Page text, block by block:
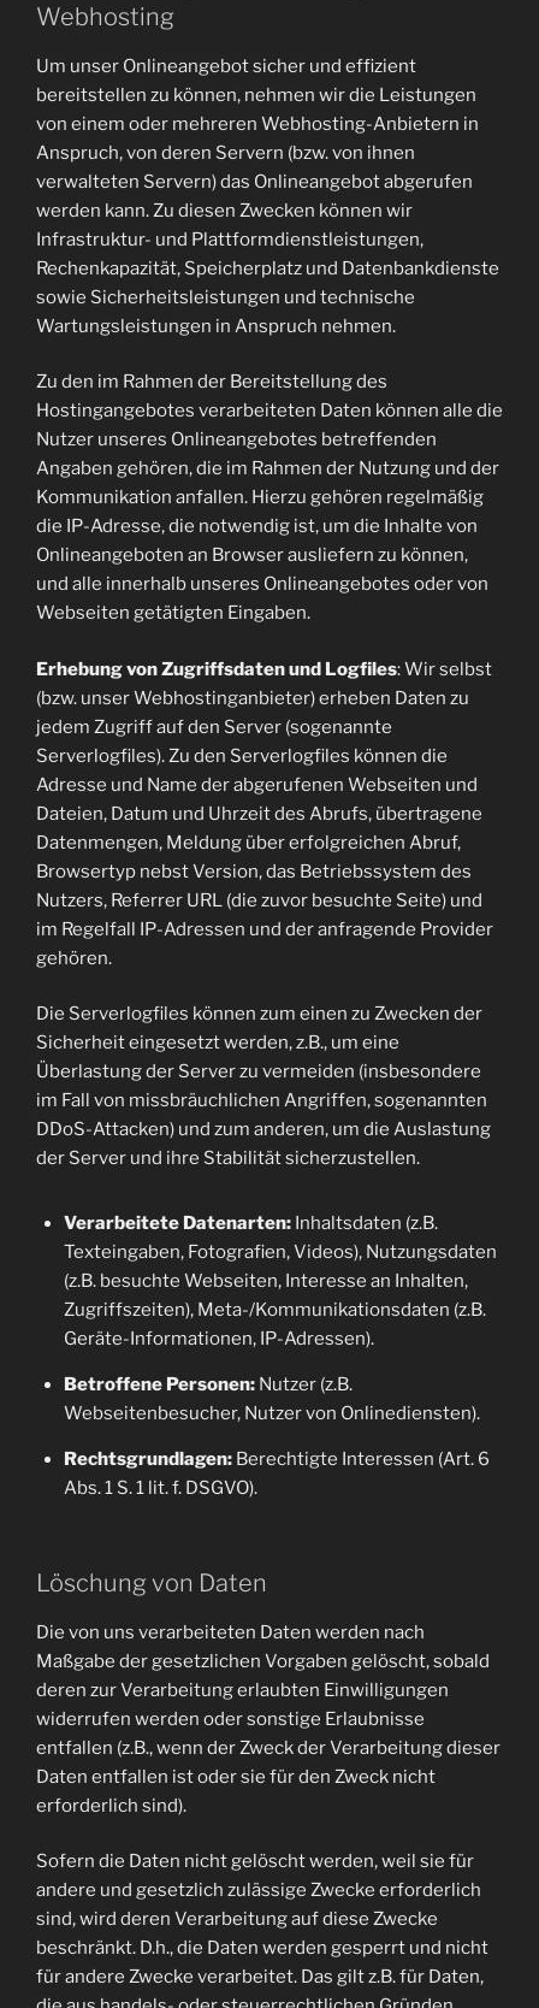
Webhosting
Um unser Onlineangebot sicher und effizient
bereitstellen zu können, nehmen wir die Leistungen
von einem oder mehreren Webhosting-Anbietern in
Anspruch, von deren Servern (bzw. von ihnen
verwalteten Servern) das Onlineangebot abgerufen
werden kann. Zu diesen Zwecken können wir
Infrastruktur- und Plattformdienstleistungen,
Rechenkapazität, Speicherplatz und Datenbankdienste
sowie Sicherheitsleistungen und technische
Wartungsleistungen in Anspruch nehmen.
Zu den im Rahmen der Bereitstellung des
Hostingangebotes verarbeiteten Daten können alle die
Nutzer unseres Onlineangebotes betreffenden
Angaben gehören, die im Rahmen der Nutzung und der
Kommunikation anfallen. Hierzu gehören regelmäßig
die IP-Adresse, die notwendig ist, um die Inhalte von
Onlineangeboten an Browser ausliefern zu können,
und alle innerhalb unseres Onlineangebotes oder von
Webseiten getätigten Eingaben.
Erhebung von Zugriffsdaten und Logfiles: Wir selbst
(bzw. unser Webhostinganbieter) erheben Daten zu
jedem Zugriff auf den Server (sogenannte
Serverlogfiles). Zu den Serverlogfiles können die
Adresse und Name der abgerufenen Webseiten und
Dateien, Datum und Uhrzeit des Abrufs, übertragene
Datenmengen, Meldung über erfolgreichen Abruf,
Browsertyp nebst Version, das Betriebssystem des
Nutzers, Referrer URL (die zuvor besuchte Seite) und
im Regelfall IP-Adressen und der anfragende Provider
gehören.
Die Serverlogfiles können zum einen zu Zwecken der
Sicherheit eingesetzt werden, z.B., um eine
Überlastung der Server zu vermeiden (insbesondere
im Fall von missbräuchlichen Angriffen, sogenannten
DDoS-Attacken) und zum anderen, um die Auslastung
der Server und ihre Stabilität sicherzustellen.
Verarbeitete Datenarten:Inhaltsdaten (z.B.
Texteingaben, Fotografien, Videos), Nutzungsdaten
(z.B. besuchte Webseiten, Interesse an Inhalten,
Zugriffszeiten), Meta-/Kommunikationsdaten (z.B.
Geräte-Informationen, IP-Adressen).
Betroffene Personen:Nutzer (z.B.
Webseitenbesucher, Nutzer von Onlinediensten).
Rechtsgrundlagen:Berechtigte Interessen (Art. 6
Abs. 1 S. 1 lit. f. DSGVO).
Löschung von Daten
Die von uns verarbeiteten Daten werden nach
Maßgabe der gesetzlichen Vorgaben gelöscht, sobald
deren zur Verarbeitung erlaubten Einwilligungen
widerrufen werden oder sonstige Erlaubnisse
entfallen (z.B., wenn der Zweck der Verarbeitung dieser
Daten entfallen ist oder sie für den Zweck nicht
erforderlich sind).
Sofern die Daten nicht gelöscht werden, weil sie für
andere und gesetzlich zulässige Zwecke erforderlich
sind, wird deren Verarbeitung auf diese Zwecke
beschränkt. D.h., die Daten werden gesperrt und nicht
für andere Zwecke verarbeitet. Das gilt z.B. für Daten,